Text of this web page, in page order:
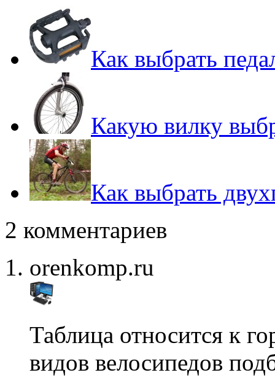
Как выбрать
Какую вилку
Как выбрать
2 комментариев
orenkomp.ru
Таблица относится к
видов велосипедов